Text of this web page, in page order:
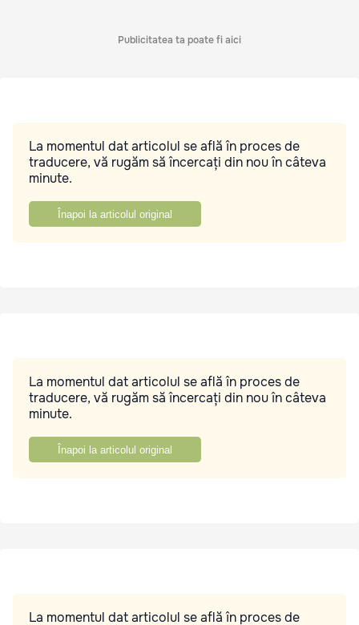
Publicitatea ta poate fi aici
La momentul dat articolul se află în proces de
traducere, vă rugăm să încercați din nou în câteva
minute.
Înapoi la articolul original
La momentul dat articolul se află în proces de
traducere, vă rugăm să încercați din nou în câteva
minute.
Înapoi la articolul original
La momentul dat articolul se află în proces de